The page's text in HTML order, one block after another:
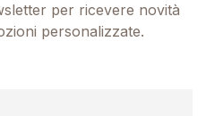
per ricevere novità
personalizzate.